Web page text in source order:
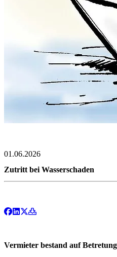
01.06.2026
Zutritt bei Wasserschaden
Vermieter bestand auf